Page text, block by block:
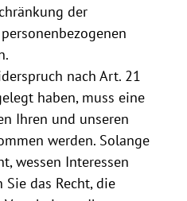
der
nach Art. 21
haben, muss eine
Ihren und unseren
werden. Solange
wessen Interessen
Sie das Recht, die